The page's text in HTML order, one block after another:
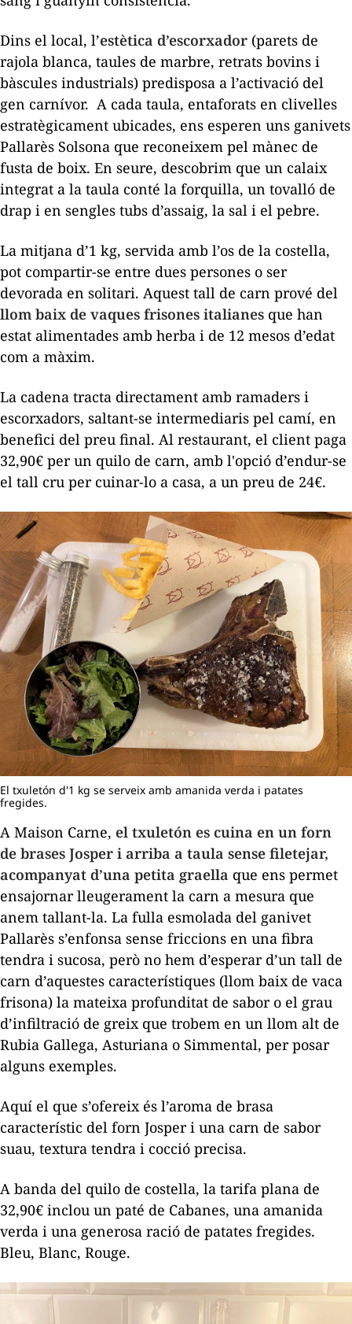
Dins el local, l’estètica d’escorxador (parets de
rajola blanca, taules de marbre, retrats bovins i
bàscules industrials) predisposa a l’activació del
gen carnívor. A cada taula, entaforats en clivelles
estratègicament ubicades, ens esperen uns ganivets
Pallarès Solsona que reconeixem pel mànec de
fusta de boix. En seure, descobrim que un calaix
integrat a la taula conté la forquilla, un tovalló de
drap i en sengles tubs d’assaig, la sal i el pebre.
La mitjana d’1 kg, servida amb l’os de la costella,
pot compartir-se entre dues persones o ser
devorada en solitari. Aquest tall de carn prové del
llom baix de vaques frisones italianes que han
estat alimentades amb herba i de 12 mesos d’edat
com a màxim.
La cadena tracta directament amb ramaders i
escorxadors, saltant-se intermediaris pel camí, en
benefici del preu final. Al restaurant, el client paga
32,90€ per un quilo de carn, amb l'opció d’endur-se
el tall cru per cuinar-lo a casa, a un preu de 24€.
El txuletón d'1 kg se serveix amb amanida verda i patates
fregides.
A Maison Carne, el txuletón es cuina en un forn
de brases Josper i arriba a taula sense filetejar,
acompanyat d’una petita graella que ens permet
ensajornar lleugerament la carn a mesura que
anem tallant-la. La fulla esmolada del ganivet
Pallarès s’enfonsa sense friccions en una fibra
tendra i sucosa, però no hem d’esperar d’un tall de
carn d’aquestes característiques (llom baix de vaca
frisona) la mateixa profunditat de sabor o el grau
d’infiltració de greix que trobem en un llom alt de
Rubia Gallega, Asturiana o Simmental, per posar
alguns exemples.
Aquí el que s’ofereix és l’aroma de brasa
característic del forn Josper i una carn de sabor
suau, textura tendra i cocció precisa.
A banda del quilo de costella, la tarifa plana de
32,90€ inclou un paté de Cabanes, una amanida
verda i una generosa ració de patates fregides.
Bleu, Blanc, Rouge.